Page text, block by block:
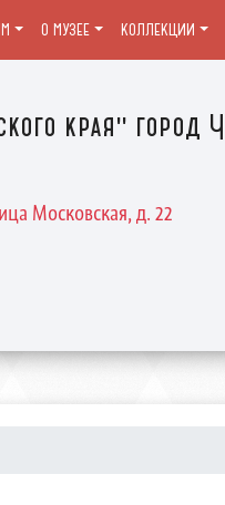
края" город
Московская, д. 22
О МУЗЕЕ КОЛЛЕКЦИИ